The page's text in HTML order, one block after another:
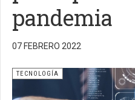
pandemia
07 FEBRERO 2022
TECNOLOGÍA